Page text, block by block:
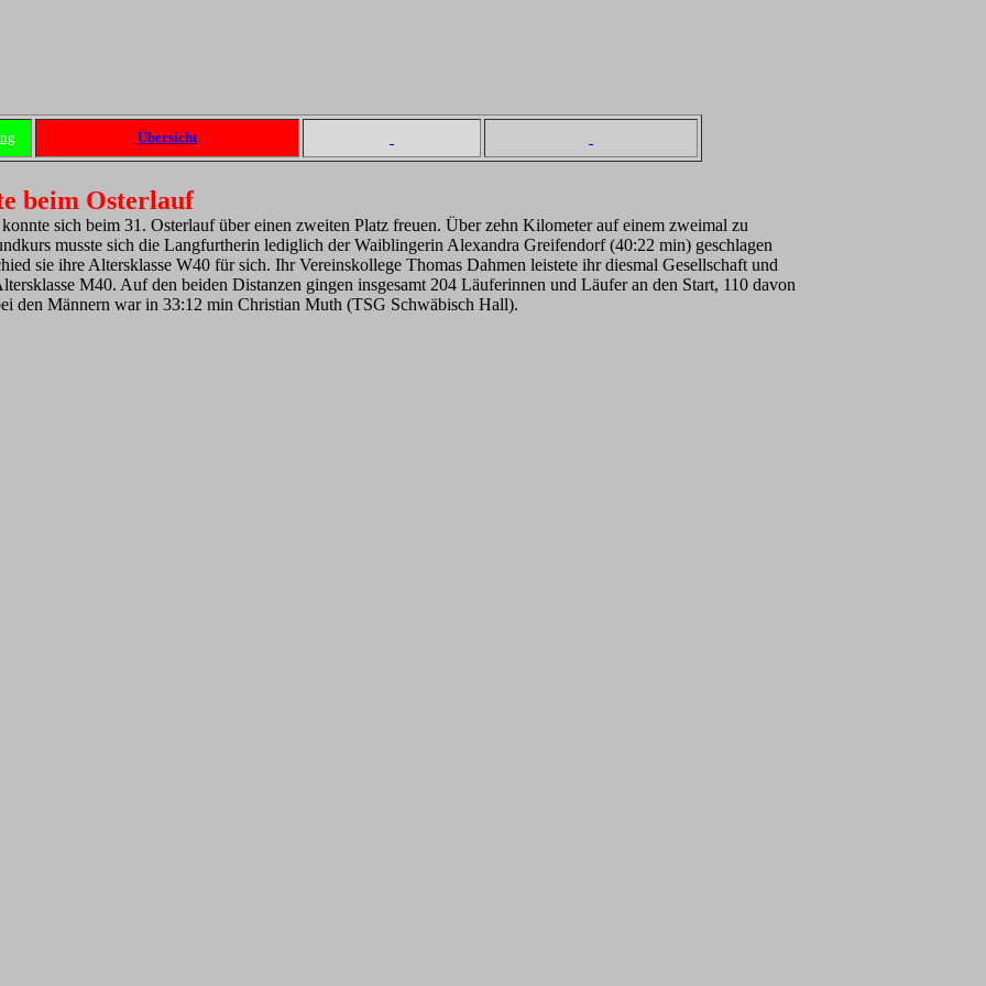
Übersicht
beim Osterlauf
sich beim 31. Osterlauf über einen zweiten Platz freuen. Über zehn Kilometer auf einem zweimal zu
musste sich die Langfurtherin lediglich der Waiblingerin Alexandra Greifendorf (40:22 min) geschlagen
sie ihre Altersklasse W40 für sich. Ihr Vereinskollege Thomas Dahmen leistete ihr diesmal Gesellschaft und
M40. Auf den beiden Distanzen gingen insgesamt 204 Läuferinnen und Läufer an den Start, 110 davon
den Männern war in 33:12 min Christian Muth (TSG Schwäbisch Hall).